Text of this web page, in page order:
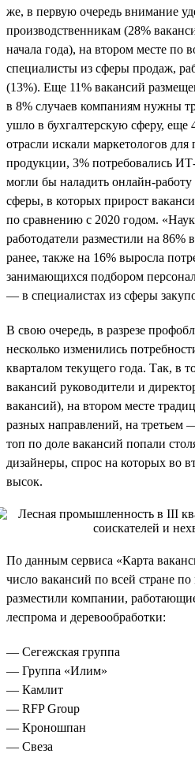
же, в первую очередь внимание
производственникам (28%
начала года), на втором месте по
специалисты из сферы продаж,
(13%). Еще 11% вакансий
в 8% случаев компаниям нужны
ушло в бухгалтерскую сферу, еще
отрасли искали маркетологов
продукции, 3% потребовались
могли бы наладить онлайн-
сферы, в которых прирост
по сравнению с 2020 годом.
работодатели разместили на
ранее, также на 16% выросла
занимающихся подбором
— в специалистах из сферы
В свою очередь, в разрезе
несколько изменились
кварталом текущего года. Так, в
вакансий руководители и
вакансий), на втором месте
разных направлений, на третьем
топ по доле вакансий попали
дизайнеры, спрос на которых во
высок.
По данным сервиса «Карта
число вакансий по всей стране по
разместили компании,
леспрома и деревообработки:
— Сегежская группа
— Группа «Илим»
— Камлит
— RFP Group
— Кроношпан
— Свеза